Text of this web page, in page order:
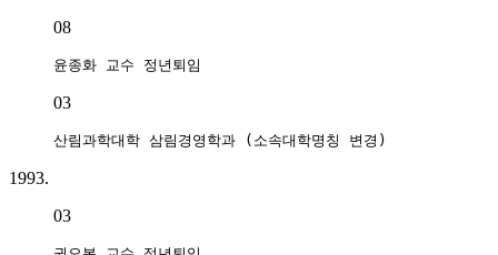
08
윤종화 교수 정년퇴임
03
산림과학대학 삼림경영학과 (소속대학명칭 변경)
1993.
03